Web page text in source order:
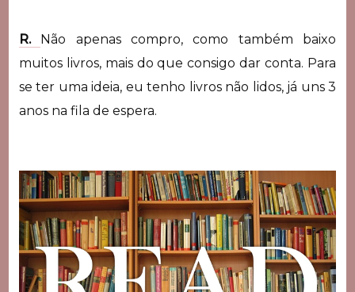
R. Não apenas compro, como também baixo
muitos livros, mais do que consigo dar conta. Para
se ter uma ideia, eu tenho livros não lidos, já uns 3
anos na fila de espera.